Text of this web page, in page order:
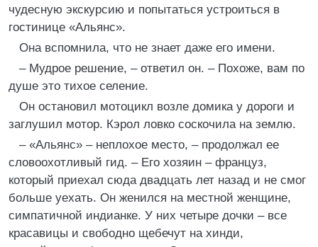
чудесную экскурсию и попытаться устроиться в
гостинице «Альянс».
Она вспомнила, что не знает даже его имени.
– Мудрое решение, – ответил он. – Похоже, вам по
душе это тихое селение.
Он остановил мотоцикл возле домика у дороги и
заглушил мотор. Кэрол ловко соскочила на землю.
– «Альянс» – неплохое место, – продолжал ее
словоохотливый гид. – Его хозяин – француз,
который приехал сюда двадцать лет назад и не смог
больше уехать. Он женился на местной женщине,
симпатичной индианке. У них четыре дочки – все
красавицы и свободно щебечут на хинди,